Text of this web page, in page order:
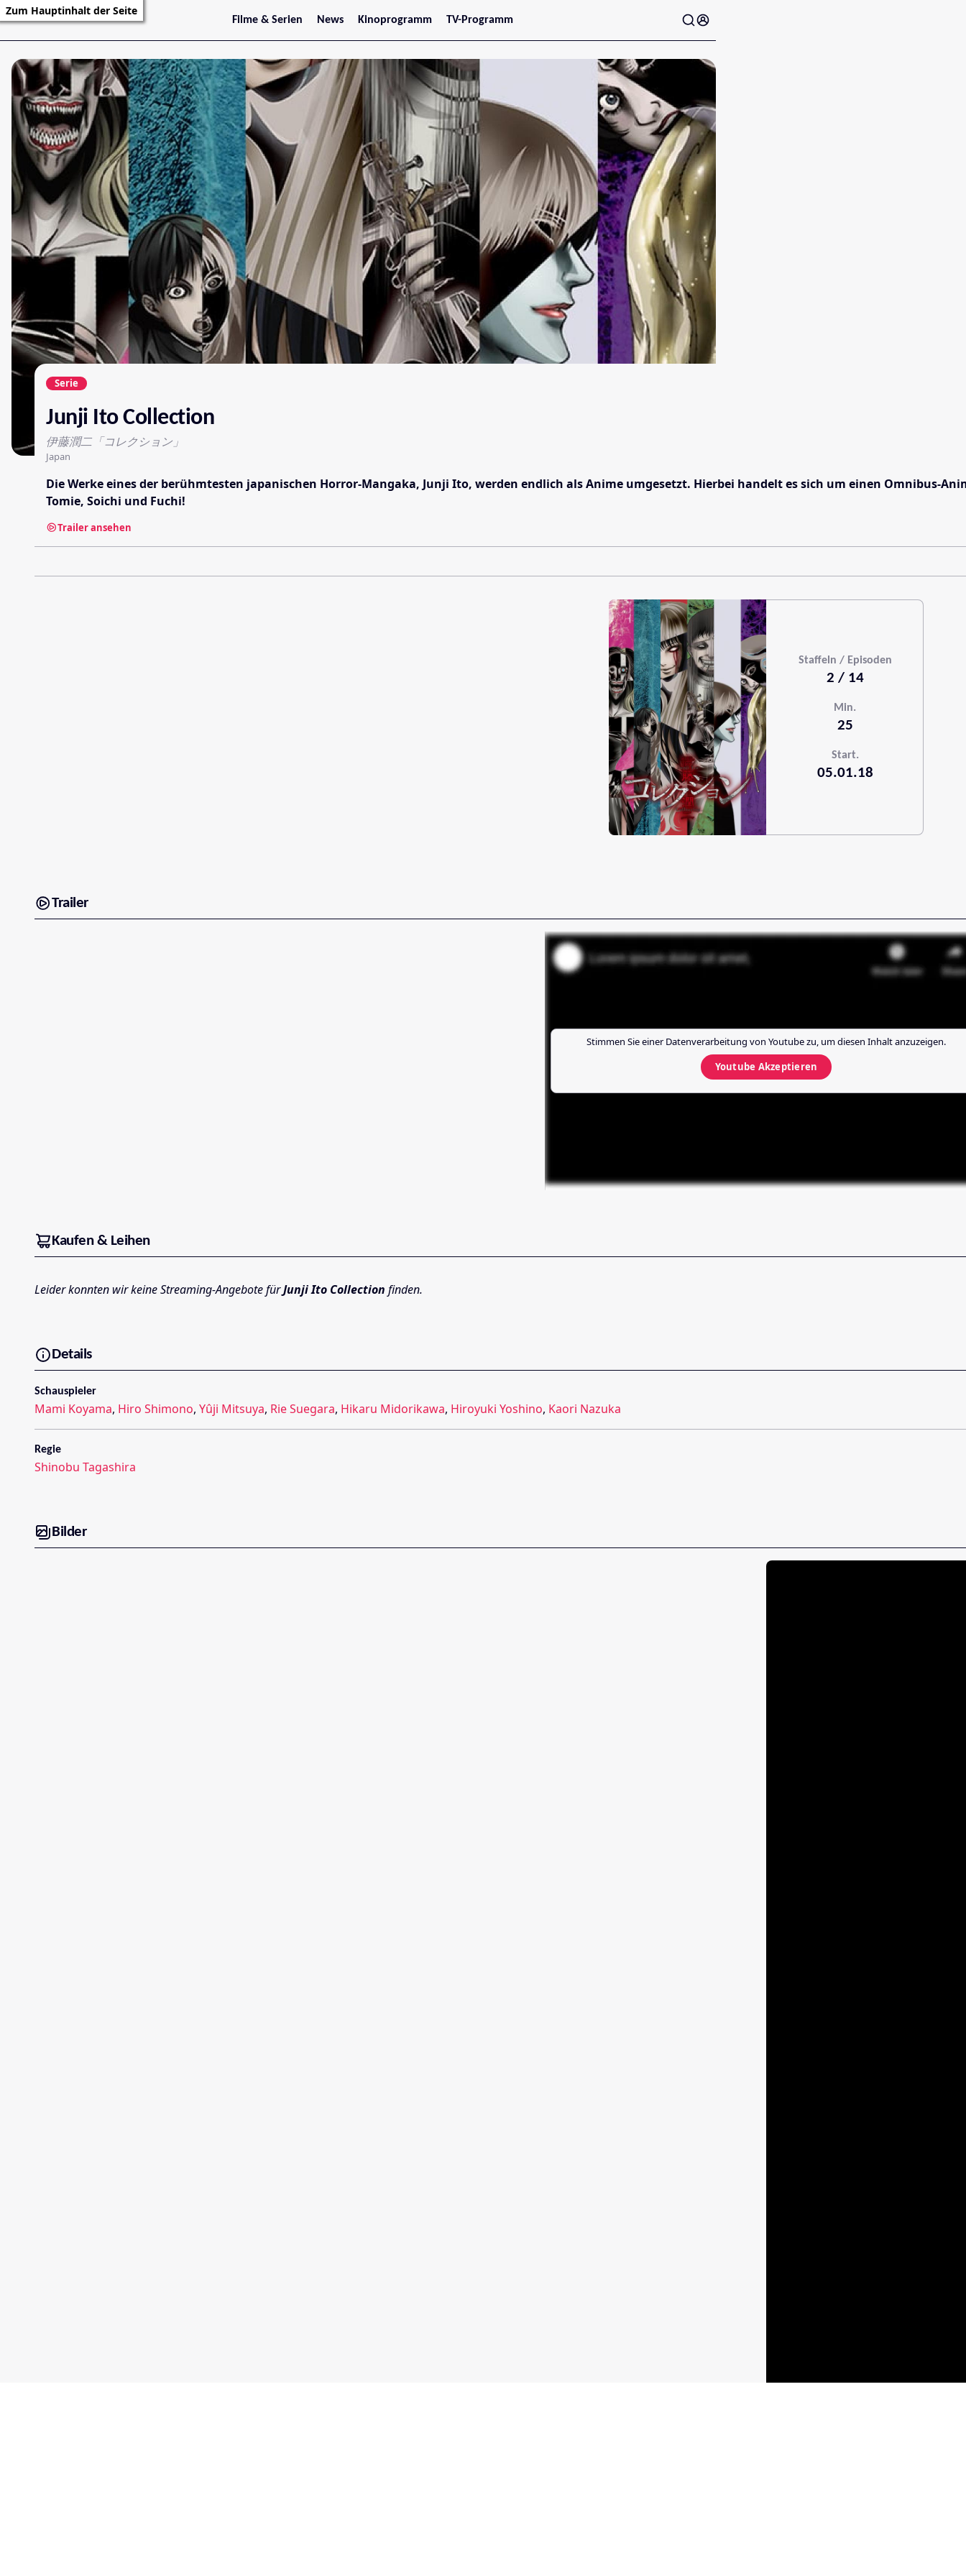
Zum Hauptinhalt der Seite
Filme & Serien
Trailer
Filmarchiv
Serienarchiv
News
Stars
Kinoprogramm
Jetzt im Kino
Wien
Niederösterreich
Oberösterreich
Steiermark
Burgenland
Kärnten
Salzburg
Tirol
Vorarlberg
TV-Programm
Serie
Junji Ito Collection
伊藤潤二「コレクション」
Japan
Die Werke eines der berühmtesten japanischen Horror-Mangaka, Junji Ito, werden endlich als Anime umgesetzt. Hierbei handelt es sich um einen Omnibus-
Tomie, Soichi und Fuchi!
Trailer ansehen
Staffeln / Episoden
2 / 14
Min.
25
Start.
05.01.18
Trailer
Stimmen Sie einer Datenverarbeitung von Youtubezu, um diesen Inhalt anzuzeigen.
Youtube Akzeptieren
Kaufen & Leihen
Leider konnten wir keine Streaming-Angebote fürJunji Ito Collection finden.
Details
Schauspieler
Mami Koyama, Hiro Shimono, Yûji Mitsuya, Rie Suegara, Hikaru Midorikawa, Hiroyuki Yoshino, Kaori Nazuka
Regie
Shinobu Tagashira
Bilder